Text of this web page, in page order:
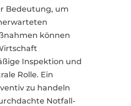
Bedeutung, um
können
Inspektion und
Rolle. Ein
zu handeln
Notfall-